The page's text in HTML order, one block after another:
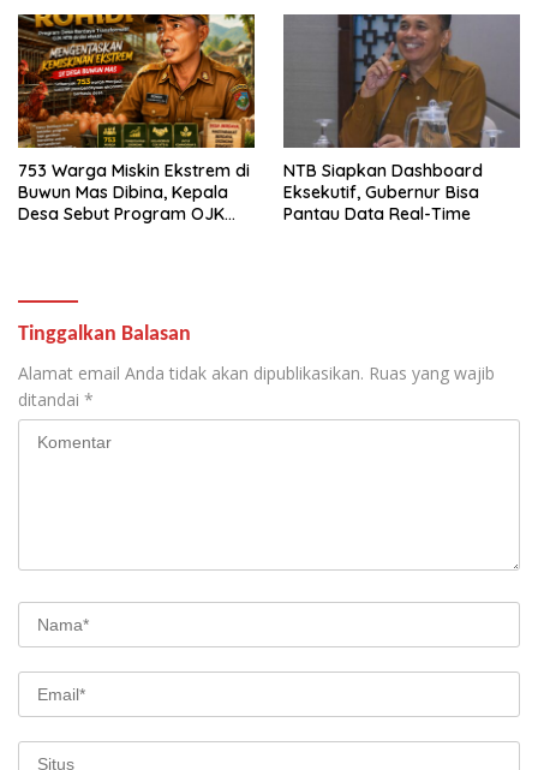
753 Warga Miskin Ekstrem di
Buwun Mas Dibina, Kepala
Desa Sebut Program OJK
NTB Siapkan Dashboard
Eksekutif, Gubernur Bisa
Pantau Data Real-Time
Tinggalkan Balasan
Alamat email Anda tidak akan dipublikasikan. Ruas yang wajib
ditandai *